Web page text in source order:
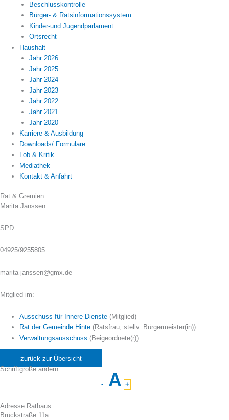
Beschlusskontrolle
Bürger- & Ratsinformationssystem
Kinder-und Jugendparlament
Ortsrecht
Haushalt
Jahr 2026
Jahr 2025
Jahr 2024
Jahr 2023
Jahr 2022
Jahr 2021
Jahr 2020
Karriere & Ausbildung
Downloads/ Formulare
Lob & Kritik
Mediathek
Kontakt & Anfahrt
Rat & Gremien
Marita Janssen
SPD
04925/9255805
marita-janssen@gmx.de
Mitglied im:
Ausschuss für Innere Dienste (Mitglied)
Rat der Gemeinde Hinte (Ratsfrau, stellv. Bürgermeister(in))
Verwaltungsausschuss (Beigeordnete(r))
zurück zur Übersicht
Schriftgröße ändern
-
A +
Adresse Rathaus
Brückstraße 11a